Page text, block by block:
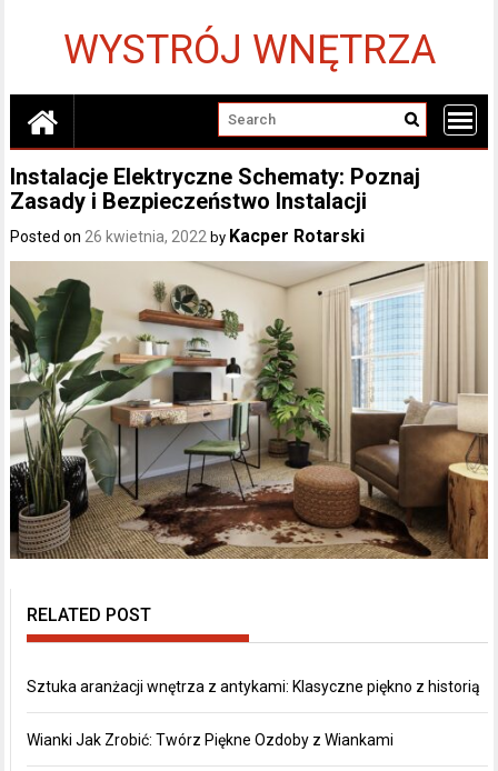
WYSTRÓJ WNĘTRZA
Instalacje Elektryczne Schematy: Poznaj
Zasady i Bezpieczeństwo Instalacji
Posted on 26 kwietnia, 2022 by Kacper Rotarski
RELATED POST
Sztuka aranżacji wnętrza z antykami: Klasyczne piękno z historią
Wianki Jak Zrobić: Twórz Piękne Ozdoby z Wiankami